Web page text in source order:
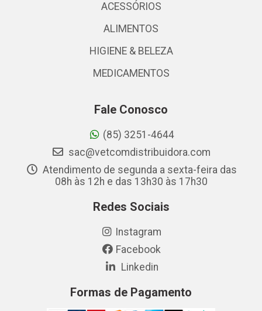
ACESSÓRIOS
ALIMENTOS
HIGIENE & BELEZA
MEDICAMENTOS
Fale Conosco
(85) 3251-4644
sac@vetcomdistribuidora.com
Atendimento de segunda a sexta-feira das
08h às 12h e das 13h30 às 17h30
Redes Sociais
Instagram
Facebook
Linkedin
Formas de Pagamento